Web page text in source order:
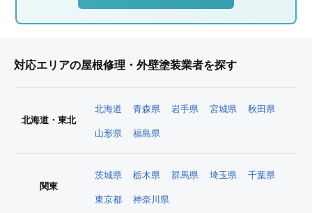
対応エリアの屋根修理・外壁塗装業者を探す
北海道・東北
北海道 青森県 岩手県 宮城県 秋田県
山形県 福島県
関東
茨城県 栃木県 群馬県 埼玉県 千葉県
東京都 神奈川県